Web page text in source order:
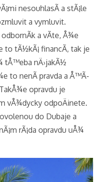
nesouhlasÃ­ a stÃ¡le
a vymluvit.
a vÃ­te, Å¾e
to tÃ½kÃ¡ financÃ­, tak je
tÅ™eba nÄ›jakÃ½
to nenÃ­ pravda a Å™Ã­
opravdu je
vÅ¾dycky odpoÄinete.
do Dubaje a
rÃ¡da opravdu uÅ¾